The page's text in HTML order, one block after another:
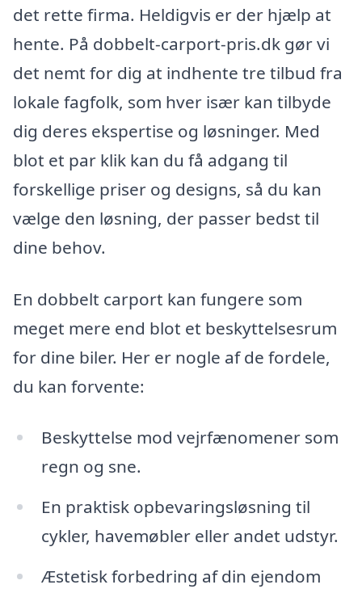
det rette firma. Heldigvis er der hjælp at
hente. På dobbelt-carport-pris.dk gør vi
det nemt for dig at indhente tre tilbud fra
lokale fagfolk, som hver især kan tilbyde
dig deres ekspertise og løsninger. Med
blot et par klik kan du få adgang til
forskellige priser og designs, så du kan
vælge den løsning, der passer bedst til
dine behov.
En dobbelt carport kan fungere som
meget mere end blot et beskyttelsesrum
for dine biler. Her er nogle af de fordele,
du kan forvente:
Beskyttelse mod vejrfænomener som
regn og sne.
En praktisk opbevaringsløsning til
cykler, havemøbler eller andet udstyr.
Æstetisk forbedring af din ejendom